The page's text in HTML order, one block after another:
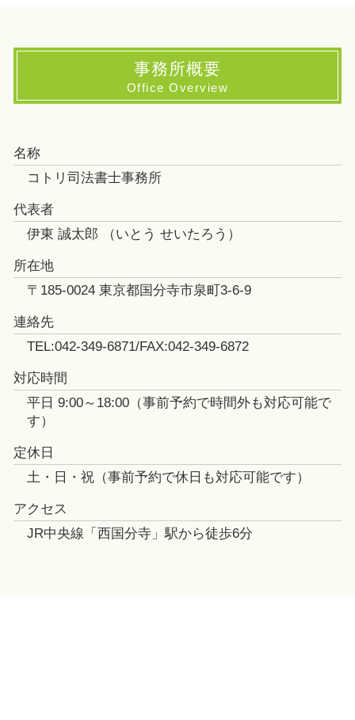
事務所概要
Office Overview
名称
コトリ司法書士事務所
代表者
伊東 誠太郎 （いとう せいたろう）
所在地
〒185-0024 東京都国分寺市泉町3-6-9
連絡先
TEL:042-349-6871/FAX:042-349-6872
対応時間
平日 9:00～18:00（事前予約で時間外も対応可能で
す）
定休日
土・日・祝（事前予約で休日も対応可能です）
アクセス
JR中央線「西国分寺」駅から徒歩6分